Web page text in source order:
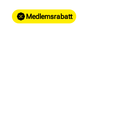
Medlemsrabatt
Main image
Click to view image in fullscreen